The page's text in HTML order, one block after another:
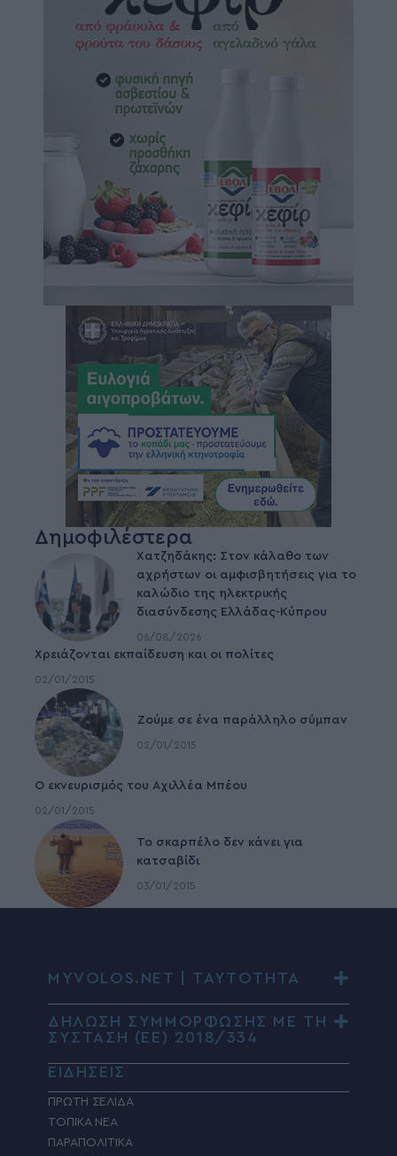
Δημοφιλέστερα
Χατζηδάκης: Στον κάλαθο των
αχρήστων οι αμφισβητήσεις για το
καλώδιο της ηλεκτρικής
διασύνδεσης Ελλάδας-Κύπρου
06/08/2026
Χρειάζονται εκπαίδευση και οι πολίτες
02/01/2015
Ζούμε σε ένα παράλληλο σύμπαν
02/01/2015
Ο εκνευρισμός του Αχιλλέα Μπέου
02/01/2015
To σκαρπέλο δεν κάνει για
κατσαβίδι
03/01/2015
MYVOLOS.NET | ΤΑΥΤΟΤΗΤΑ
ΔΗΛΩΣΗ ΣΥΜΜΟΡΦΩΣΗΣ ΜΕ ΤΗ
ΣΥΣΤΑΣΗ (ΕΕ) 2018/334
ΕΙΔΗΣΕΙΣ
ΠΡΩΤΗ ΣΕΛΙΔΑ
ΤΟΠΙΚΑ ΝΕΑ
ΠΑΡΑΠΟΛΙΤΙΚΑ